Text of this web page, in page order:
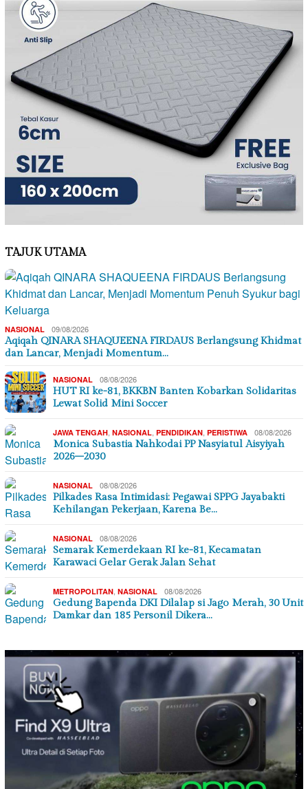
TAJUK UTAMA
NASIONAL 09/08/2026
Aqiqah QINARA SHAQUEENA FIRDAUS Berlangsung Khidmat
dan Lancar, Menjadi Momentum…
NASIONAL 08/08/2026
HUT RI ke-81, BKKBN Banten Kobarkan Solidaritas
Lewat Solid Mini Soccer
JAWA TENGAH NASIONAL PENDIDIKAN PERISTIWA 08/08/2026
Monica Subastia Nahkodai PP Nasyiatul Aisyiyah
2026–2030
NASIONAL 08/08/2026
Pilkades Rasa Intimidasi: Pegawai SPPG Jayabakti
Kehilangan Pekerjaan, Karena Be…
NASIONAL 08/08/2026
Semarak Kemerdekaan RI ke-81, Kecamatan
Karawaci Gelar Gerak Jalan Sehat
METROPOLITAN NASIONAL 08/08/2026
Gedung Bapenda DKI Dilalap si Jago Merah, 30 Unit
Damkar dan 185 Personil Dikera…